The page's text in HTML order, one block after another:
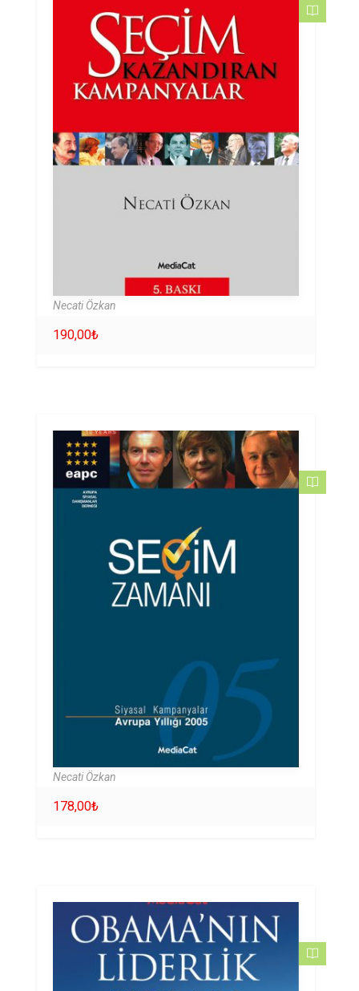
Necati Özkan
190,00₺
Necati Özkan
178,00₺